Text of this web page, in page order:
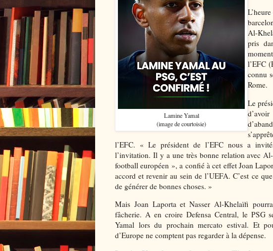
Lamine Yamal
(image de courtoisie)
Al-
pris
l’EFC
connu
Rome.
Le
l’EFC. « Le président de l’EFC nous a
l’invitation. Il y a une très bonne relation avec
football européen », a confié à cet effet Joan
accord et revenir au sein de l’UEFA. C’est ce
de générer de bonnes choses. »
Mais Joan Laporta et Nasser Al-Khelaïfi
fâcherie. A en croire Defensa Central, le PSG
Yamal lors du prochain mercato estival. Et
d’Europe ne comptent pas regarder à la dépense.